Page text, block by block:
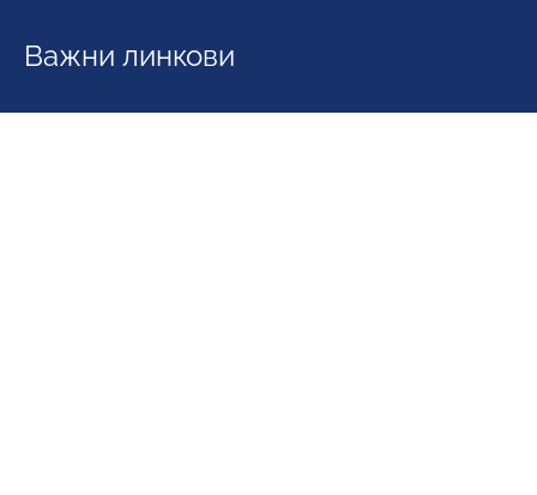
Важни линкови